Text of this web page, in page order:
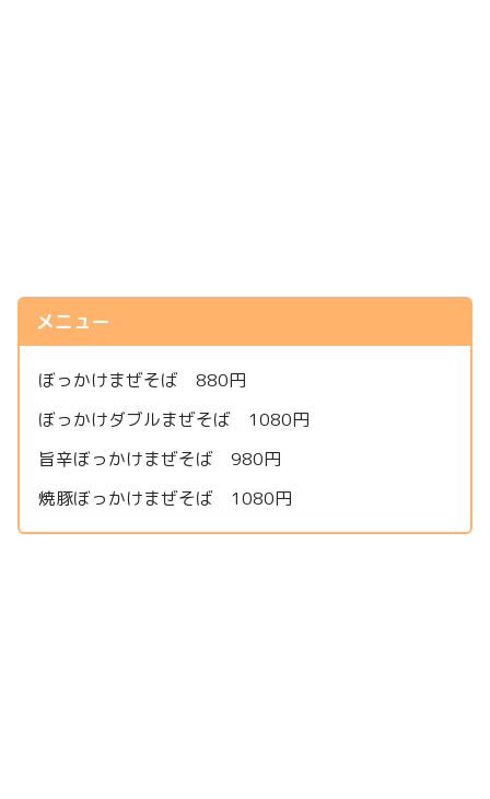
メニュー
ぼっかけまぜそば 880円
ぼっかけダブルまぜそば 1080円
旨辛ぼっかけまぜそば 980円
焼豚ぼっかけまぜそば 1080円